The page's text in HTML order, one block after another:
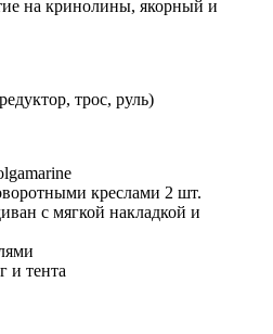
на кринолины, якорный и
трос, руль)
креслами 2 шт.
с мягкой накладкой и
и тента